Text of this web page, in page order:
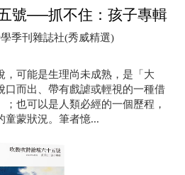
號──抓不住：孩子專輯
季刊雜誌社(秀威精選)
可能是生理尚未成熟，是「大
口而出、帶有戲謔或輕視的一種借
也可以是人類必經的一個歷程，
童蒙狀況。筆者憶...